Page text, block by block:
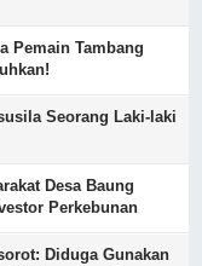
Pemain Tambang
Seorang Laki-laki
Desa Baung
Perkebunan
Diduga Gunakan